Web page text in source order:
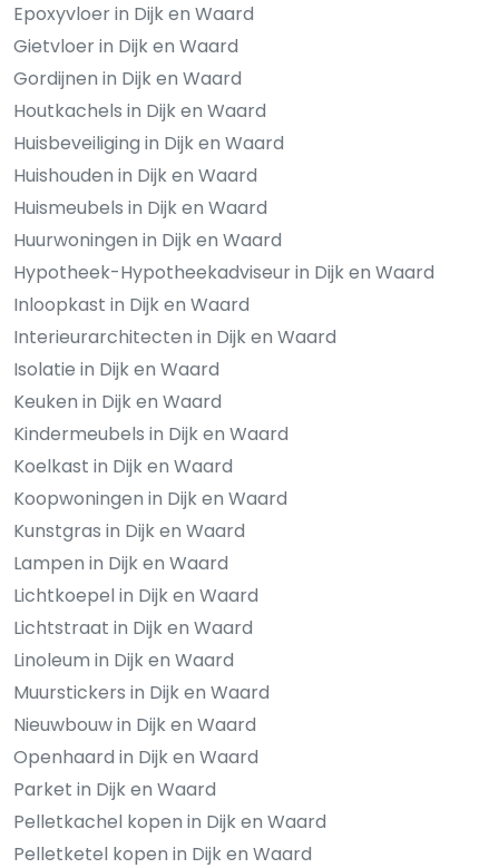
Epoxyvloer in Dijk en Waard
Gietvloer in Dijk en Waard
Gordijnen in Dijk en Waard
Houtkachels in Dijk en Waard
Huisbeveiliging in Dijk en Waard
Huishouden in Dijk en Waard
Huismeubels in Dijk en Waard
Huurwoningen in Dijk en Waard
Hypotheek-Hypotheekadviseur in Dijk en Waard
Inloopkast in Dijk en Waard
Interieurarchitecten in Dijk en Waard
Isolatie in Dijk en Waard
Keuken in Dijk en Waard
Kindermeubels in Dijk en Waard
Koelkast in Dijk en Waard
Koopwoningen in Dijk en Waard
Kunstgras in Dijk en Waard
Lampen in Dijk en Waard
Lichtkoepel in Dijk en Waard
Lichtstraat in Dijk en Waard
Linoleum in Dijk en Waard
Muurstickers in Dijk en Waard
Nieuwbouw in Dijk en Waard
Openhaard in Dijk en Waard
Parket in Dijk en Waard
Pelletkachel kopen in Dijk en Waard
Pelletketel kopen in Dijk en Waard